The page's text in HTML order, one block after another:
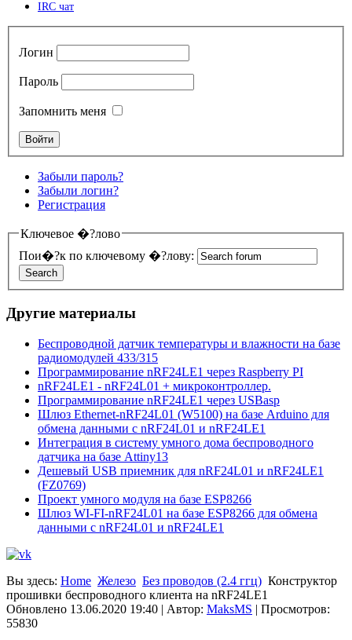
IRC чат
Логин
Пароль
Запомнить меня
Забыли пароль?
Забыли логин?
Регистрация
Ключевое �?лово
Пои�?к по ключевому �?лову:
Другие материалы
Беспроводной датчик температуры и влажности на базе
радиомодулей 433/315
Программирование nRF24LE1 через Raspberry PI
nRF24LE1 - nRF24L01 + микроконтроллер.
Программирование nRF24LE1 через USBasp
Шлюз Ethernet-nRF24L01 (W5100) на базе Arduino для
обмена данными с nRF24L01 и nRF24LE1
Интеграция в систему умного дома беспроводного
датчика на базе Attiny13
Дешевый USB приемник для nRF24L01 и nRF24LE1
(FZ0769)
Проект умного модуля на базе ESP8266
Шлюз WI-FI-nRF24L01 на базе ESP8266 для обмена
данными с nRF24L01 и nRF24LE1
Вы здесь: Home Железо Без проводов (2.4 ггц) Конструктор
прошивки беспроводного клиента на nRF24LE1
Обновлено 13.06.2020 19:40 | Автор: MaksMS | Просмотров:
55830